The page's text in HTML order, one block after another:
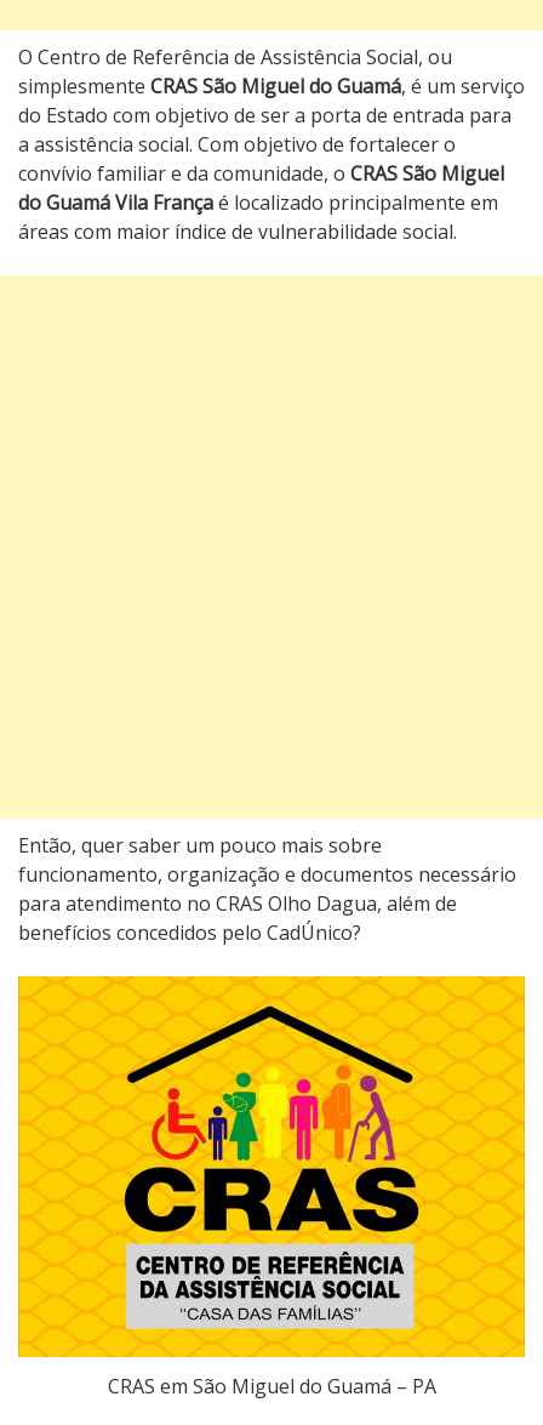
O Centro de Referência de Assistência Social, ou
simplesmente CRAS São Miguel do Guamá, é um serviço
do Estado com objetivo de ser a porta de entrada para
a assistência social. Com objetivo de fortalecer o
convívio familiar e da comunidade, o CRAS São Miguel
do Guamá Vila Françaé localizado principalmente em
áreas com maior índice de vulnerabilidade social.
Então, quer saber um pouco mais sobre
funcionamento, organização e documentos necessário
para atendimento no CRAS Olho Dagua, além de
benefícios concedidos pelo CadÚnico?
CRAS em São Miguel do Guamá – PA